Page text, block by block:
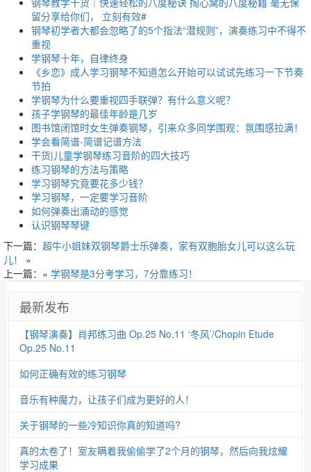
留分享给你们， 立刻有效#
钢琴初学者大都会忽略了的5个指法“潜规则”，演奏练习中不得不
重视
学钢琴十年，自律终身
《乡恋》成人学习钢琴不知道怎么开始可以试试先练习一下节奏
节拍
学钢琴为什么要重视四手联弹？有什么意义呢？
孩子学钢琴的最佳年龄是几岁
图书馆闭馆时女生弹奏钢琴，引来众多同学围观：氛围感拉满！
学会看简谱-简谱记谱方法
干货|儿童学钢琴练习音阶的四大技巧
练习钢琴的方法与策略
学习钢琴究竟要花多少钱？
学习钢琴，一定要学习音阶
如何弹奏出涌动的感觉
认识钢琴琴键
下一篇： 超牛小姐妹双钢琴爵士乐弹奏，家有双胞胎女儿可以这么玩
儿！
»
上一篇：« 学钢琴是3分考学习，7分靠练习！
最新发布
【钢琴演奏】肖邦练习曲 Op.25 No.11 ‘冬风’/Chopin Etude
Op.25 No.11
如何正确有效的练习钢琴
音乐有种魔力，让孩子们成为更好的人！
关于钢琴的一些冷知识你真的知道吗?
真的太卷了！室友瞒着我偷偷学了2个月的钢琴，然后向我炫耀
学习成果